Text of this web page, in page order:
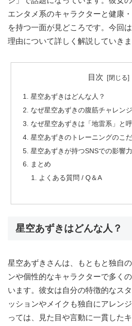
エンタメ系のキャラクターと健康
を持つ一面が見どころです。今回
理由について詳しく解説していきま
目次
星空あずきはどんな人？
なぜ星空あずきの腹筋チャレン
なぜ星空あずきは「地雷系」と
星空あずきのトレーニングのこ
星空あずきが持つSNSでの影響
まとめ
よくある質問 / Q＆A
星空あずきはどんな人？
星空あずきさんは、もともと独自
ンや個性的なキャラクターで多く
います。彼女は自分の特徴的なス
ッションやメイクも独自にアレン
っては、見た目や言動に一貫した